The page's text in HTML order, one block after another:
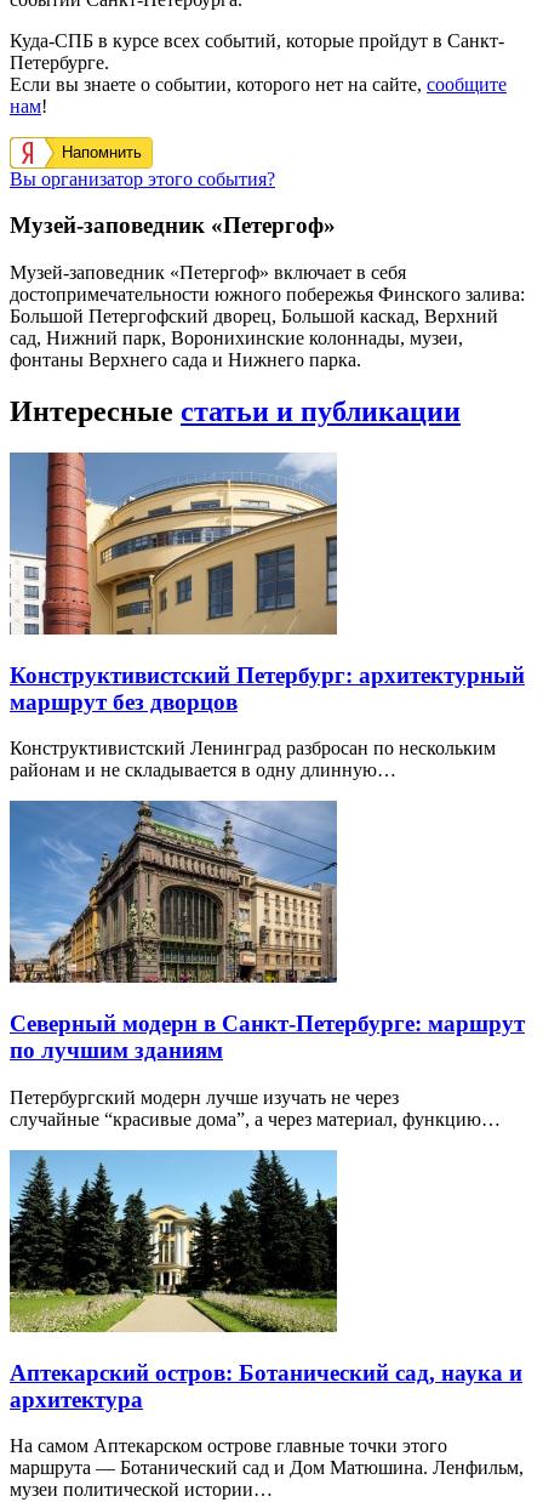
Куда-СПБ в курсе всех событий, которые пройдут в Санкт-
Петербурге.
Если вы знаете о событии, которого нет на сайте, сообщите
нам!
Напомнить
Вы организатор этого события?
Музей-заповедник «Петергоф»
Музей-заповедник «Петергоф» включает в себя
достопримечательности южного побережья Финского залива:
Большой Петергофский дворец, Большой каскад, Верхний
сад, Нижний парк, Воронихинские колоннады, музеи,
фонтаны Верхнего сада и Нижнего парка.
Интересные статьи и публикации
Конструктивистский Петербург: архитектурный
маршрут без дворцов
Конструктивистский Ленинград разбросан по нескольким
районам и не складывается в одну длинную…
Северный модерн в Санкт-Петербурге: маршрут
по лучшим зданиям
Петербургский модерн лучше изучать не через
случайные “красивые дома”, а через материал, функцию…
Аптекарский остров: Ботанический сад, наука и
архитектура
На самом Аптекарском острове главные точки этого
маршрута — Ботанический сад и Дом Матюшина. Ленфильм,
музеи политической истории…